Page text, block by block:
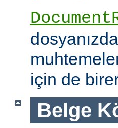
için de
Belge